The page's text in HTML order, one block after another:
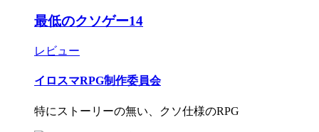
最低のクソゲー14
レビュー
イロスマRPG制作委員会
特にストーリーの無い、クソ仕様のRPG